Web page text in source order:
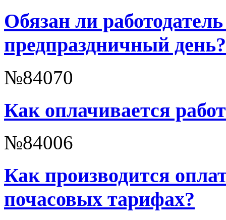
Обязан ли
предпраздничный день?
№84070
Как оплачивается
№84006
Как производится
почасовых тарифах?